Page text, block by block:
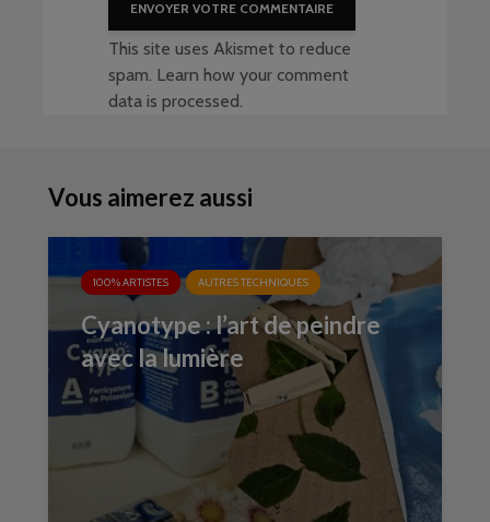
This site uses Akismet to reduce
spam. Learn how your comment
data is processed.
Vous aimerez aussi
100% ARTISTES AUTRES TECHNIQUES
Cyanotype : l’art de peindre
avec la lumière